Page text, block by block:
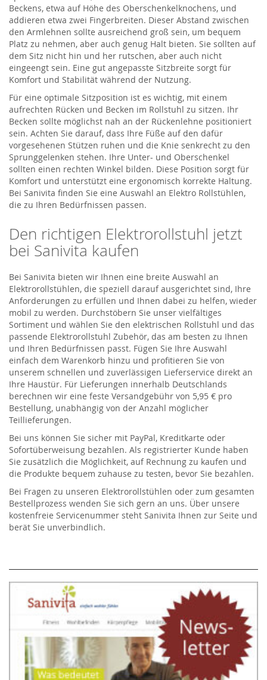
Beckens, etwa auf Höhe des Oberschenkelknochens, und
addieren etwa zwei Fingerbreiten. Dieser Abstand zwischen
den Armlehnen sollte ausreichend groß sein, um bequem
Platz zu nehmen, aber auch genug Halt bieten. Sie sollten auf
dem Sitz nicht hin und her rutschen, aber auch nicht
eingeengt sein. Eine gut angepasste Sitzbreite sorgt für
Komfort und Stabilität während der Nutzung.
Für eine optimale Sitzposition ist es wichtig, mit einem
aufrechten Rücken und Becken im Rollstuhl zu sitzen. Ihr
Becken sollte möglichst nah an der Rückenlehne positioniert
sein. Achten Sie darauf, dass Ihre Füße auf den dafür
vorgesehenen Stützen ruhen und die Knie senkrecht zu den
Sprunggelenken stehen. Ihre Unter- und Oberschenkel
sollten einen rechten Winkel bilden. Diese Position sorgt für
Komfort und unterstützt eine ergonomisch korrekte Haltung.
Bei Sanivita finden Sie eine Auswahl an Elektro Rollstühlen,
die zu Ihren Bedürfnissen passen.
Den richtigen Elektrorollstuhl jetzt
bei Sanivita kaufen
Bei Sanivita bieten wir Ihnen eine breite Auswahl an
Elektrorollstühlen, die speziell darauf ausgerichtet sind, Ihre
Anforderungen zu erfüllen und Ihnen dabei zu helfen, wieder
mobil zu werden. Durchstöbern Sie unser vielfältiges
Sortiment und wählen Sie den elektrischen Rollstuhl und das
passende Elektrorollstuhl Zubehör, das am besten zu Ihnen
und Ihren Bedürfnissen passt. Fügen Sie Ihre Auswahl
einfach dem Warenkorb hinzu und profitieren Sie von
unserem schnellen und zuverlässigen Lieferservice direkt an
Ihre Haustür. Für Lieferungen innerhalb Deutschlands
berechnen wir eine feste Versandgebühr von 5,95 € pro
Bestellung, unabhängig von der Anzahl möglicher
Teillieferungen.
Bei uns können Sie sicher mit PayPal, Kreditkarte oder
Sofortüberweisung bezahlen. Als registrierter Kunde haben
Sie zusätzlich die Möglichkeit, auf Rechnung zu kaufen und
die Produkte bequem zuhause zu testen, bevor Sie bezahlen.
Bei Fragen zu unseren Elektrorollstühlen oder zum gesamten
Bestellprozess wenden Sie sich gern an uns. Über unsere
kostenfreie Servicenummer steht Sanivita Ihnen zur Seite und
berät Sie unverbindlich.